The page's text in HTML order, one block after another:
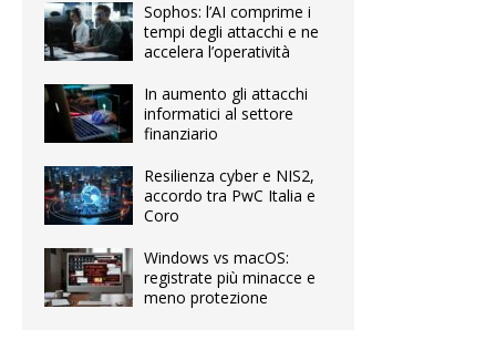
Sophos: l’AI comprime i
tempi degli attacchi e ne
accelera l’operatività
In aumento gli attacchi
informatici al settore
finanziario
Resilienza cyber e NIS2,
accordo tra PwC Italia e
Coro
Windows vs macOS:
registrate più minacce e
meno protezione